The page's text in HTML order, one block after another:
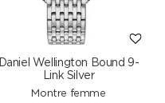
Daniel Wellington Bound 9-
Link Silver
Montre femme